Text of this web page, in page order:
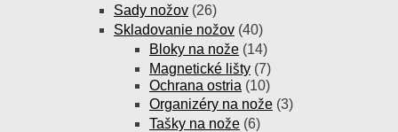
Sady nožov (26)
Skladovanie nožov (40)
Bloky na nože (14)
Magnetické lišty (7)
Ochrana ostria (10)
Organizéry na nože (3)
Tašky na nože (6)